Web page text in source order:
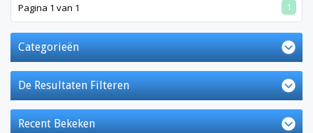
Pagina 1 van 1 1
Categorieën
De Resultaten Filteren
Recent Bekeken